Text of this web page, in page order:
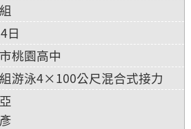
日
桃園高中
游泳4×100公尺混合式接力